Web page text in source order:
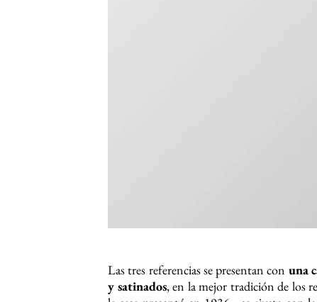
Las tres referencias se presentan con una
y satinados, en la mejor tradición de los